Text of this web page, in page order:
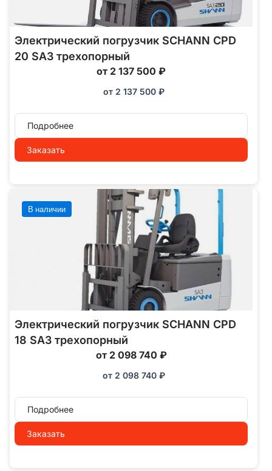
Электрический погрузчик SCHANN CPD
20 SA3 трехопорный
от 2 137 500 ₽
от 2 137 500 ₽
Подробнее
Заказать
В наличии
Электрический погрузчик SCHANN CPD
18 SA3 трехопорный
от 2 098 740 ₽
от 2 098 740 ₽
Подробнее
Заказать